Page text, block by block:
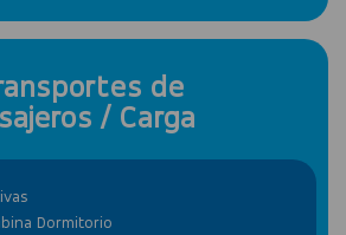
de
/ Carga
Dormitorio